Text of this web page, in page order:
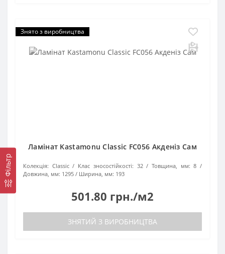
Фільтр
Знято з виробництва
Ламінат Kastamonu Classic FC056 Акденіз Сам
Колекція: Classic Клас зносостійкості: 32 Товщина, мм: 8
Довжина, мм: 1295 Ширина, мм: 193
501.80 грн./м2
ЗНЯТИЙ З ВИРОБНИЦТВА